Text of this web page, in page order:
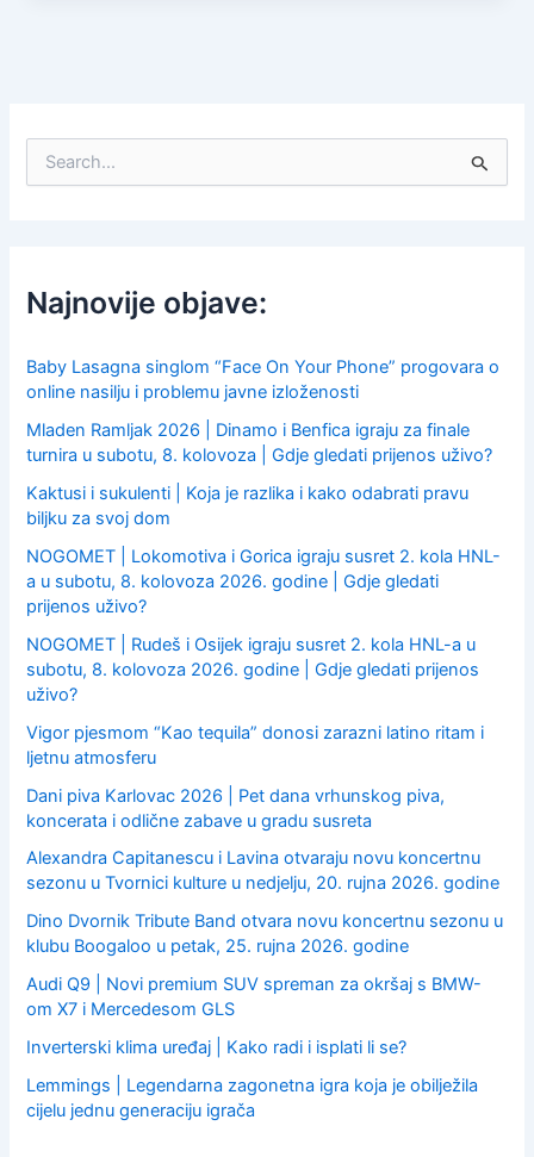
f
o
:
Najnovije objave:
Baby Lasagna singlom “Face On Your Phone” progovara o
online nasilju i problemu javne izloženosti
Mladen Ramljak 2026 | Dinamo i Benfica igraju za finale
turnira u subotu, 8. kolovoza | Gdje gledati prijenos uživo?
Kaktusi i sukulenti | Koja je razlika i kako odabrati pravu
biljku za svoj dom
NOGOMET | Lokomotiva i Gorica igraju susret 2. kola HNL-
a u subotu, 8. kolovoza 2026. godine | Gdje gledati
prijenos uživo?
NOGOMET | Rudeš i Osijek igraju susret 2. kola HNL-a u
subotu, 8. kolovoza 2026. godine | Gdje gledati prijenos
uživo?
Vigor pjesmom “Kao tequila” donosi zarazni latino ritam i
ljetnu atmosferu
Dani piva Karlovac 2026 | Pet dana vrhunskog piva,
koncerata i odlične zabave u gradu susreta
Alexandra Capitanescu i Lavina otvaraju novu koncertnu
sezonu u Tvornici kulture u nedjelju, 20. rujna 2026. godine
Dino Dvornik Tribute Band otvara novu koncertnu sezonu u
klubu Boogaloo u petak, 25. rujna 2026. godine
Audi Q9 | Novi premium SUV spreman za okršaj s BMW-
om X7 i Mercedesom GLS
Inverterski klima uređaj | Kako radi i isplati li se?
Lemmings | Legendarna zagonetna igra koja je obilježila
cijelu jednu generaciju igrača